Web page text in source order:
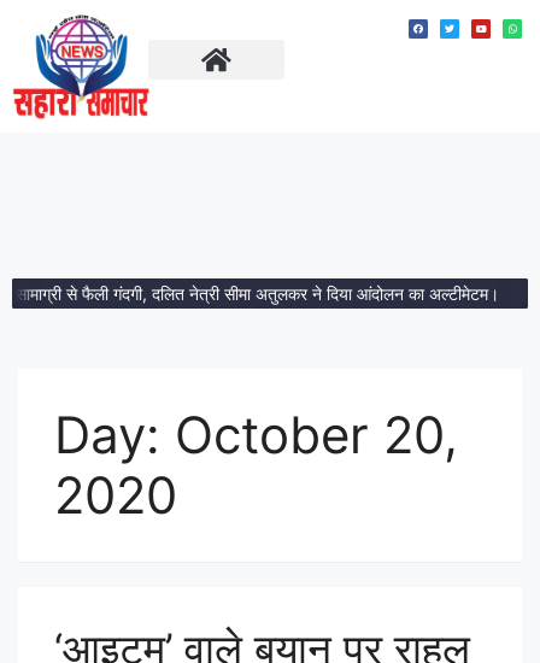
से फैली गंदगी, दलित नेत्री सीमा अतुलकर ने दिया आंदोलन का अल्टीमेटम। आमला में
Day: October 20,
2020
‘आइटम’ वाले बयान पर राहुल